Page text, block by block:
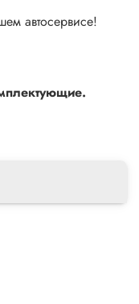
автосервисе!